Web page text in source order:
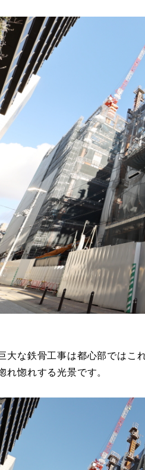
大な鉄骨工事は都心部ではこ
れ惚れする光景です。